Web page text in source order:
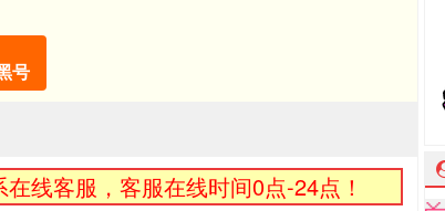
号
线客服，客服在线时间0点-24点！